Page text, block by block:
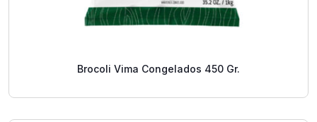
Brocoli Vima Congelados 450 Gr.